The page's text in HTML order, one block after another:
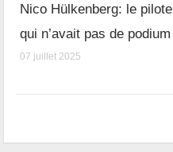
Nico Hülkenberg: le pilote
qui n’avait pas de podium
07 juillet 2025